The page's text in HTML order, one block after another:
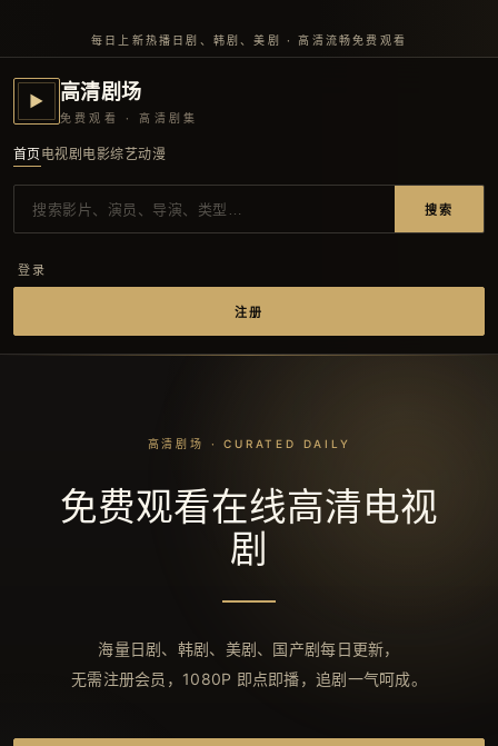
每日上新热播日剧、韩剧、美剧 · 高清流畅免费观看
▶ 高清剧场
免费观看 · 高清剧集
首页电视剧 电影综艺动漫
搜索
登录
注册
免费观看在线高清电视
剧
海量日剧、韩剧、美剧、国产剧每日更新，
无需注册会员，1080P 即点即播，追剧一气呵成。